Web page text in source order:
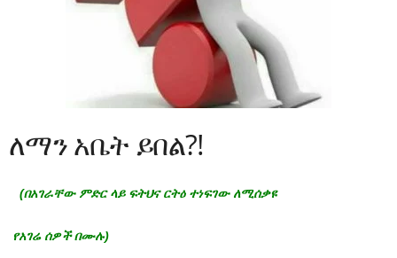
ለማን አቤት ይበል?!
(በአገራቸው ምድር ላይ ፍትህና ርትዕ ተነፍገው ለሚሰቃዩ
የአገሬ ሰዎች በሙሉ)